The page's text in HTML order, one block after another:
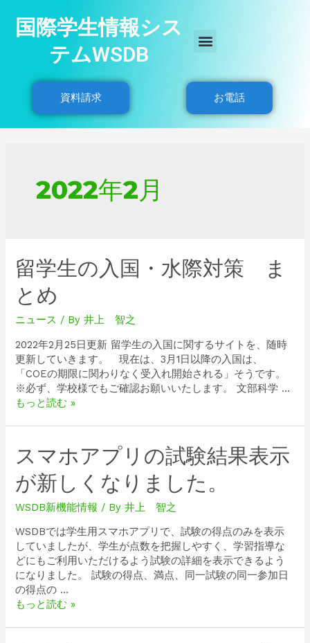
国際学生情報シス
テムWSDB
資料請求 お電話
2022年2月
留学生の入国・水際対策 ま
とめ
ニュース / By井上 智之
2022年2月25日更新 留学生の入国に関するサイトを、随時
更新していきます。 現在は、3月1日以降の入国は、
「COEの期限に関わりなく受入れ開始される」そうです。
※必ず、学校様でもご確認お願いいたします。 文部科学 …
もっと読む »
スマホアプリの試験結果表示
が新しくなりました。
WSDB新機能情報 / By井上 智之
WSDBでは学生用スマホアプリで、試験の得点のみを表示
していましたが、学生が点数を把握しやすく、学習指導な
どにもご利用いただけるよう試験の詳細を表示できるよう
になりました。 試験の得点、満点、同一試験の同一参加日
の得点の …
もっと読む »